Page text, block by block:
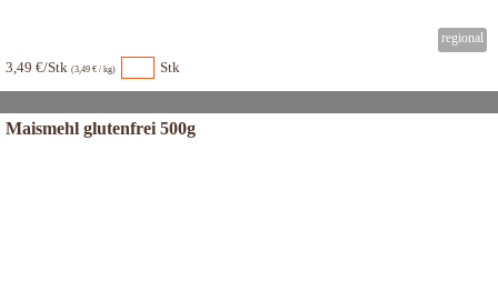
3,49 €/Stk (3,49 € / kg) Stk
Maismehl glutenfrei 500g